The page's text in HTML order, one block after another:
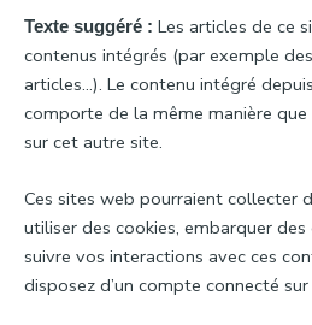
Texte suggéré : Les articles de ce
contenus intégrés (par exemple
articles…). Le contenu intégré
comporte de la même manière
sur cet autre site.
Ces sites web pourraient collecter
utiliser des cookies, embarquer
suivre vos interactions avec ces
disposez d’un compte connecté